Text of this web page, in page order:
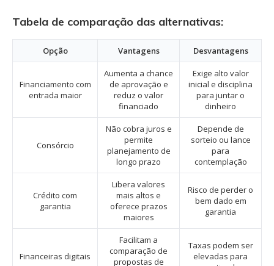
Tabela de comparação das alternativas:
Opção Vantagens Desvantagens
Financiamento com
entrada maior
Aumenta a chance
de aprovação e
reduz o valor
financiado
Exige alto valor
inicial e disciplina
para juntar o
dinheiro
Consórcio
Não cobra juros e
permite
planejamento de
longo prazo
Depende de
sorteio ou lance
para
contemplação
Crédito com
garantia
Libera valores
mais altos e
oferece prazos
maiores
Risco de perder o
bem dado em
garantia
Financeiras digitais
Facilitam a
comparação de
propostas de
Taxas podem ser
elevadas para